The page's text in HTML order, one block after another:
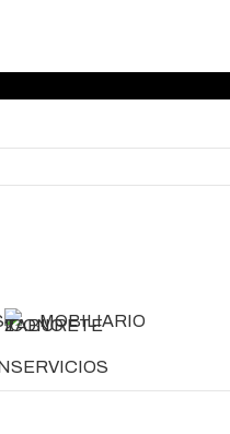
MOBILIARIO
SERVICIOS